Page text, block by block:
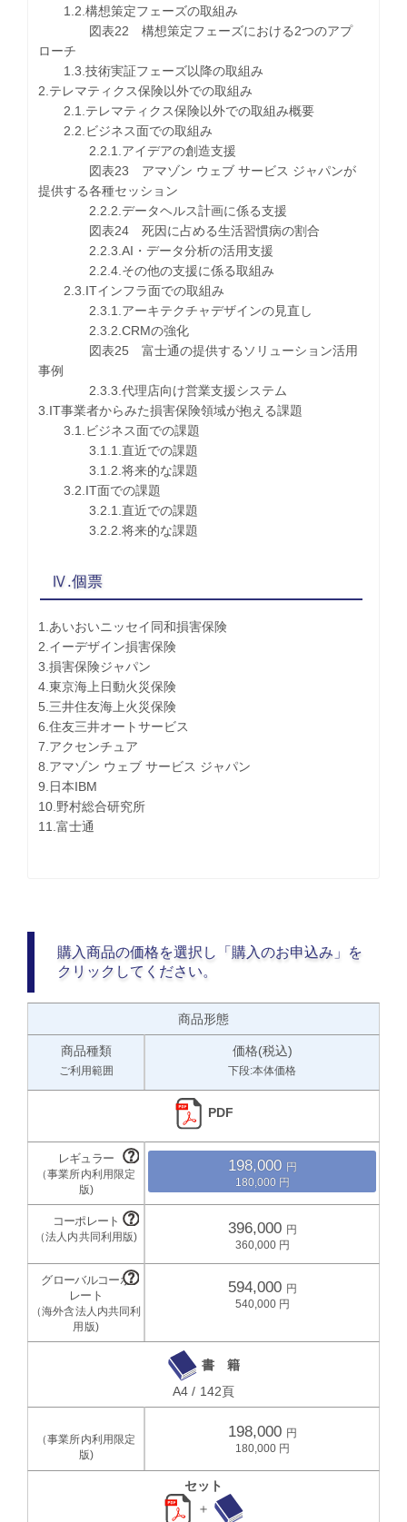
1.2.構想策定フェーズの取組み
図表22 構想策定フェーズにおける2つのアプ
ローチ
1.3.技術実証フェーズ以降の取組み
2.テレマティクス保険以外での取組み
2.1.テレマティクス保険以外での取組み概要
2.2.ビジネス面での取組み
2.2.1.アイデアの創造支援
図表23 アマゾン ウェブ サービス ジャパンが
提供する各種セッション
2.2.2.データヘルス計画に係る支援
図表24 死因に占める生活習慣病の割合
2.2.3.AI・データ分析の活用支援
2.2.4.その他の支援に係る取組み
2.3.ITインフラ面での取組み
2.3.1.アーキテクチャデザインの見直し
2.3.2.CRMの強化
図表25 富士通の提供するソリューション活用
事例
2.3.3.代理店向け営業支援システム
3.IT事業者からみた損害保険領域が抱える課題
3.1.ビジネス面での課題
3.1.1.直近での課題
3.1.2.将来的な課題
3.2.IT面での課題
3.2.1.直近での課題
3.2.2.将来的な課題
Ⅳ.個票
1.あいおいニッセイ同和損害保険
2.イーデザイン損害保険
3.損害保険ジャパン
4.東京海上日動火災保険
5.三井住友海上火災保険
6.住友三井オートサービス
7.アクセンチュア
8.アマゾン ウェブ サービス ジャパン
9.日本IBM
10.野村総合研究所
11.富士通
購入商品の価格を選択し「購入のお申込み」を
クリックしてください。
商品形態
商品種類
ご利用範囲
価格(税込)
下段:本体価格
PDF
198,000
180,000
396,000
360,000
594,000
540,000
書 籍
A4 / 142頁
198,000
180,000
セット
＋